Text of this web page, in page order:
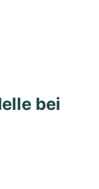
bei